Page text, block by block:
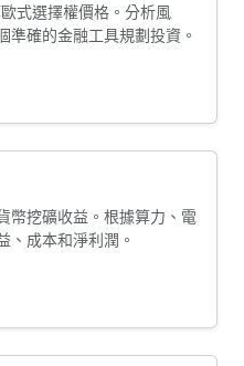
式選擇權價格。分析風
準確的金融工具規劃投資。
幣挖礦收益。根據算力、電
、成本和淨利潤。